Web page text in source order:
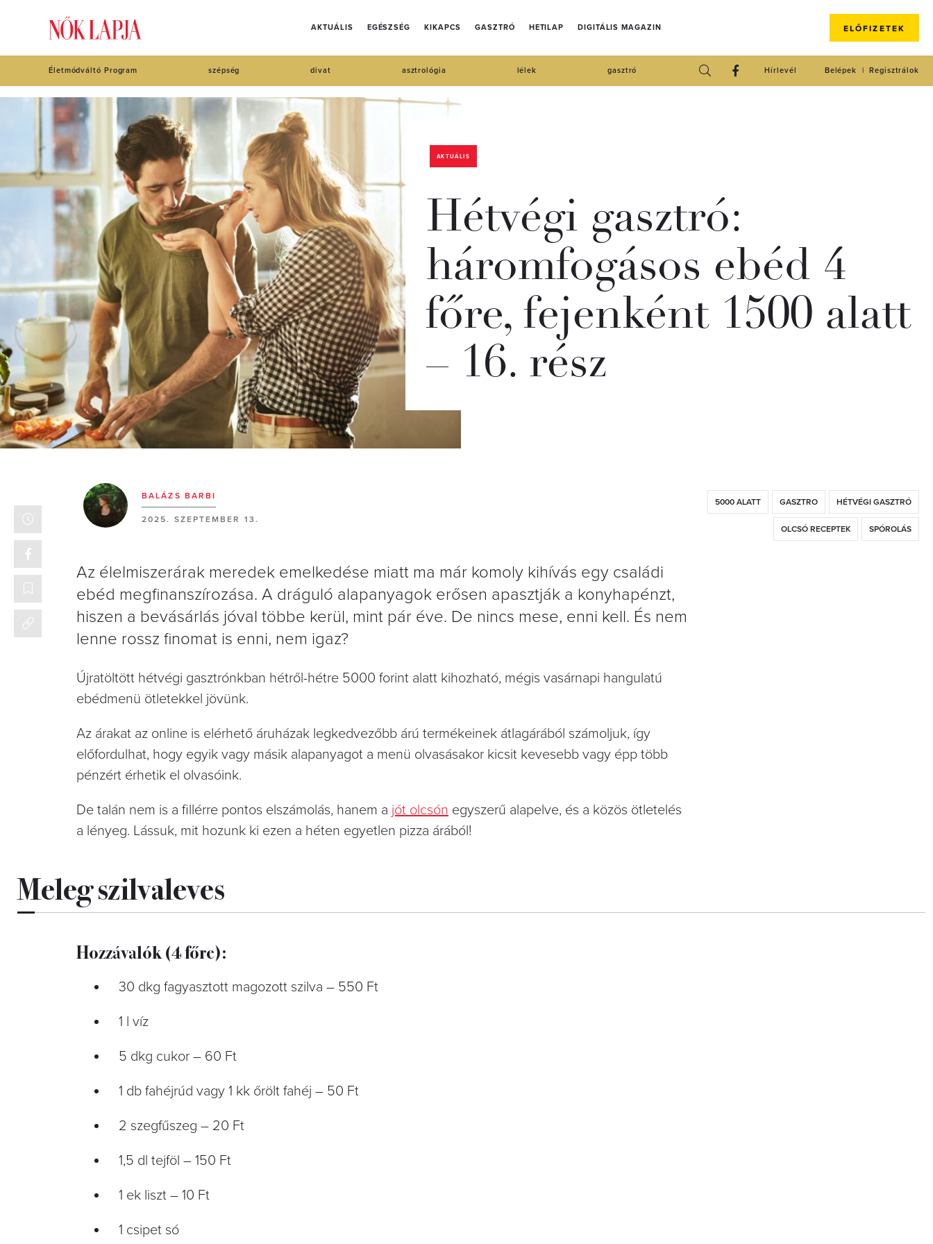
AKTUÁLIS EGÉSZSÉG KIKAPCS GASZTRÓ HETILAP DIGITÁLIS MAGAZIN ELŐFIZETEK
Életmódváltó Program szépség divat asztrológia lélek gasztró Regisztrálok
Belépek
Hírlevél
AKTUÁLIS
Hétvégi gasztró:
háromfogásos ebéd 4
főre, fejenként 1500 alatt
– 16. rész
BALÁZS BARBI
2025. SZEPTEMBER 13.
5000 ALATT GASZTRO HÉTVÉGI GASZTRÓ
OLCSÓ RECEPTEK SPÓROLÁS
Az élelmiszerárak meredek emelkedése miatt ma már komoly kihívás egy családi
ebéd megfinanszírozása. A dráguló alapanyagok erősen apasztják a konyhapénzt,
hiszen a bevásárlás jóval többe kerül, mint pár éve. De nincs mese, enni kell. És nem
lenne rossz finomat is enni, nem igaz?
Újratöltött hétvégi gasztrónkban hétről-hétre 5000 forint alatt kihozható, mégis vasárnapi hangulatú
ebédmenü ötletekkel jövünk.
Az árakat az online is elérhető áruházak legkedvezőbb árú termékeinek átlagárából számoljuk, így
előfordulhat, hogy egyik vagy másik alapanyagot a menü olvasásakor kicsit kevesebb vagy épp több
pénzért érhetik el olvasóink.
De talán nem is a fillérre pontos elszámolás, hanem a jót olcsón egyszerű alapelve, és a közös ötletelés
a lényeg. Lássuk, mit hozunk ki ezen a héten egyetlen pizza árából!
Meleg szilvaleves
Hozzávalók (4 főre):
30 dkg fagyasztott magozott szilva – 550 Ft
1 l víz
5 dkg cukor – 60 Ft
1 db fahéjrúd vagy 1 kk őrölt fahéj – 50 Ft
2 szegfűszeg – 20 Ft
1,5 dl tejföl – 150 Ft
1 ek liszt – 10 Ft
1 csipet só